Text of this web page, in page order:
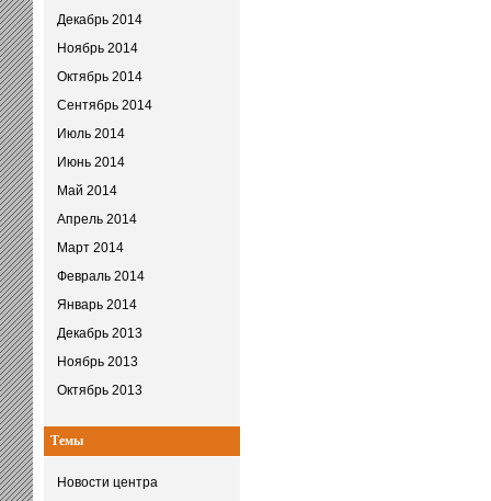
Декабрь 2014
Ноябрь 2014
Октябрь 2014
Сентябрь 2014
Июль 2014
Июнь 2014
Май 2014
Апрель 2014
Март 2014
Февраль 2014
Январь 2014
Декабрь 2013
Ноябрь 2013
Октябрь 2013
Темы
Новости центра